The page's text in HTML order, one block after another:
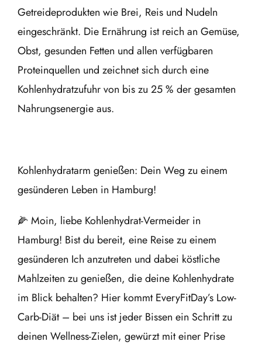
Getreideprodukten wie Brei, Reis und Nudeln
eingeschränkt. Die Ernährung ist reich an Gemüse,
Obst, gesunden Fetten und allen verfügbaren
Proteinquellen und zeichnet sich durch eine
Kohlenhydratzufuhr von bis zu 25 % der gesamten
Nahrungsenergie aus.
Kohlenhydratarm genießen: Dein Weg zu einem
gesünderen Leben in Hamburg!
🌽 Moin, liebe Kohlenhydrat-Vermeider in
Hamburg! Bist du bereit, eine Reise zu einem
gesünderen Ich anzutreten und dabei köstliche
Mahlzeiten zu genießen, die deine Kohlenhydrate
im Blick behalten? Hier kommt EveryFitDay’s Low-
Carb-Diät – bei uns ist jeder Bissen ein Schritt zu
deinen Wellness-Zielen, gewürzt mit einer Prise